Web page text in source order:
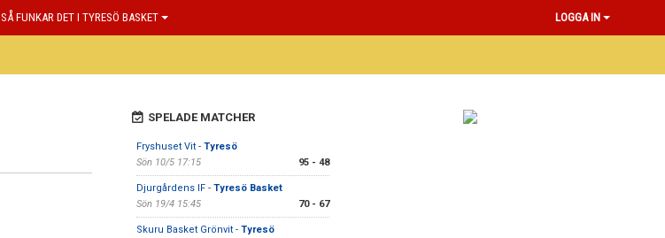
SÅ FUNKAR DET I TYRESÖ BASKET LOGGA IN
SPELADE MATCHER
Fryshuset Vit - Tyresö
Sön 10/5 17:15
95 - 48
Djurgårdens IF - Tyresö Basket
Sön 19/4 15:45
70 - 67
Skuru Basket Grönvit - Tyresö